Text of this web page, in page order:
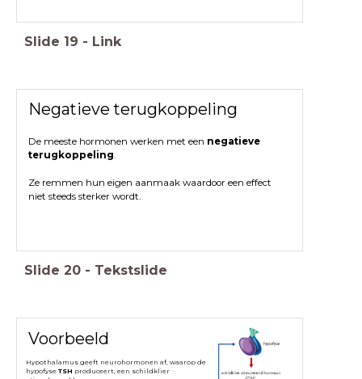
Slide 19 - Link
Negatieve terugkoppeling
De meeste hormonen werken met een negatieve
terugkoppeling.
Ze remmen hun eigen aanmaak waardoor een effect
niet steeds sterker wordt.
Slide 20 - Tekstslide
Voorbeeld
Hypothalamus geeft neurohormonen af, waarop de
hypofyse TSH produceert, een schildklier